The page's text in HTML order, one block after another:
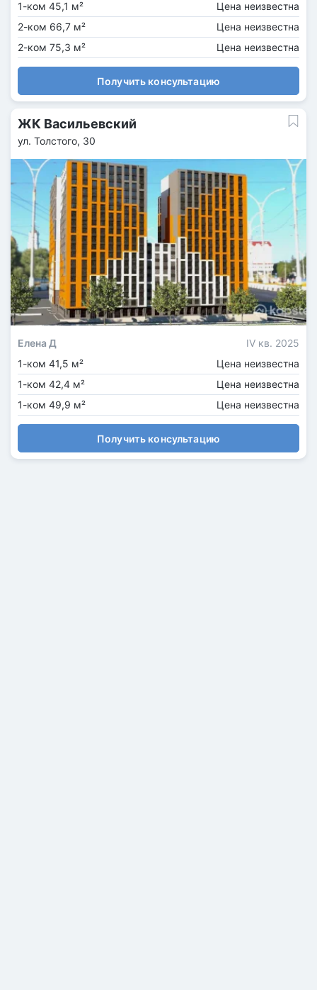
1-ком 45,1 м²
Цена неизвестна
2-ком 66,7 м²
Цена неизвестна
2-ком 75,3 м²
Цена неизвестна
Получить консультацию
ЖК Васильевский
ул. Толстого, 30
Елена Д
IV кв. 2025
1-ком 41,5 м²
Цена неизвестна
1-ком 42,4 м²
Цена неизвестна
1-ком 49,9 м²
Цена неизвестна
Получить консультацию